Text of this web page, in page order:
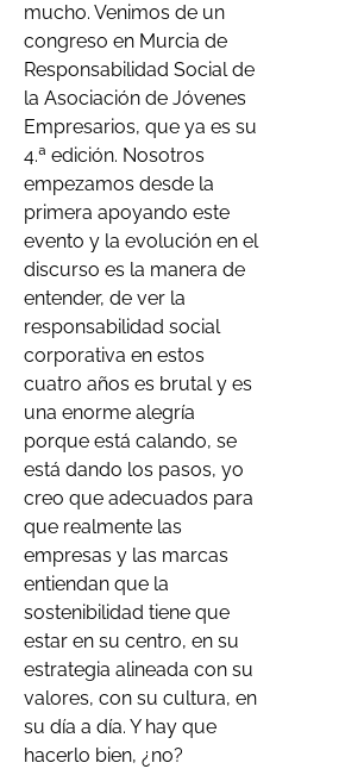
mucho. Venimos de un
congreso en Murcia de
Responsabilidad Social de
la Asociación de Jóvenes
Empresarios, que ya es su
4.ª edición. Nosotros
empezamos desde la
primera apoyando este
evento y la evolución en el
discurso es la manera de
entender, de ver la
responsabilidad social
corporativa en estos
cuatro años es brutal y es
una enorme alegría
porque está calando, se
está dando los pasos, yo
creo que adecuados para
que realmente las
empresas y las marcas
entiendan que la
sostenibilidad tiene que
estar en su centro, en su
estrategia alineada con su
valores, con su cultura, en
su día a día. Y hay que
hacerlo bien, ¿no?